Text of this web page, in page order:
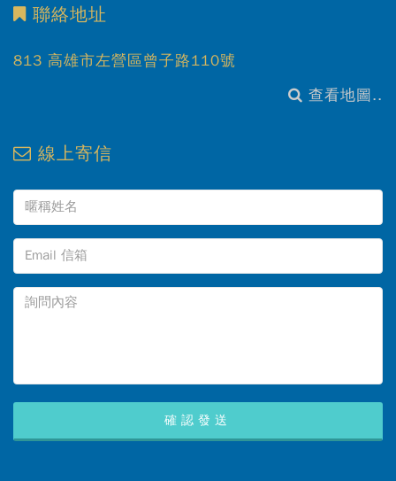
聯絡地址
813 高雄市左營區曾子路110號
查看地圖..
線上寄信